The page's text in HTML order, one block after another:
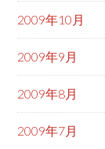
2009年10月
2009年9月
2009年8月
2009年7月